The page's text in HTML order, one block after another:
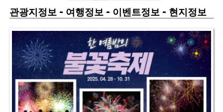
관광지정보- 여행정보- 이벤트정보- 현지정보